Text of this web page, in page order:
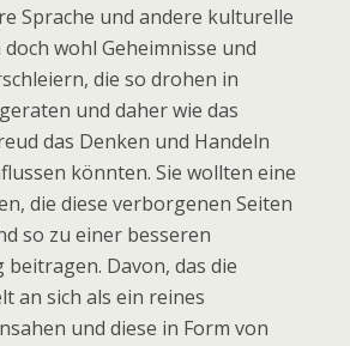
Sprache und andere kulturelle
wohl Geheimnisse und
die so drohen in
und daher wie das
das Denken und Handeln
könnten. Sie wollten eine
die diese verborgenen Seiten
so zu einer besseren
Davon, das die
an sich als ein reines
und diese in Form von